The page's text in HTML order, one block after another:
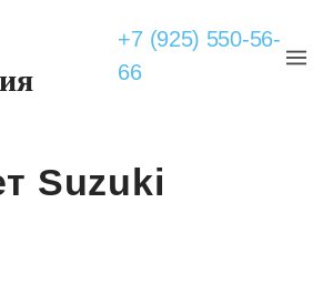
+7 (925) 550-56-
66
Suzuki